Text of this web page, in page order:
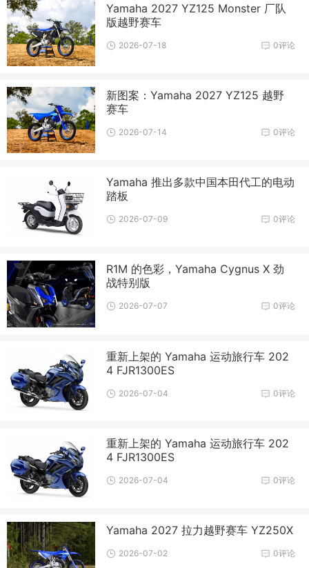
Yamaha 2027 YZ125 Monster 厂队
版越野赛车
0评论
2026-07-18
新图案：Yamaha 2027 YZ125 越野
赛车
0评论
2026-07-14
Yamaha 推出多款中国本田代工的电动
踏板
0评论
2026-07-09
R1M 的色彩，Yamaha Cygnus X 劲
战特别版
0评论
2026-07-07
重新上架的 Yamaha 运动旅行车 202
4 FJR1300ES
0评论
2026-07-04
重新上架的 Yamaha 运动旅行车 202
4 FJR1300ES
0评论
2026-07-04
Yamaha 2027 拉力越野赛车 YZ250X
0评论
2026-07-02